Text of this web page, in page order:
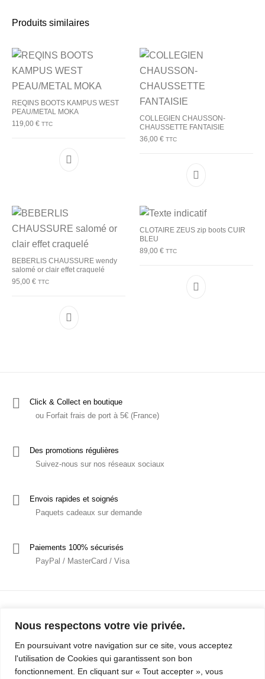
Nous respectons votre vie privée.
En poursuivant votre navigation sur ce site, vous acceptez
l'utilisation de Cookies qui garantissent son bon
fonctionnement. En cliquant sur « Tout accepter », vous
Produits similaires
REQINS BOOTS KAMPUS WEST
PEAU/METAL MOKA
119,00€ TTC
Ce produit a plusieurs variations. Les options
COLLEGIEN CHAUSSON-
CHAUSSETTE FANTAISIE
36,00 € TTC
Ce produit a
BEBERLIS CHAUSSURE wendy
salomé or clair effet craquelé
95,00€ TTC
Ce produit a plusieurs variations. Les options
CLOTAIRE ZEUS zip boots CUIR
BLEU
89,00 € TTC
Ce produit a
Click & Collect en boutique
ou Forfait frais de port à 5€ (France)
Des promotions régulières
Suivez-nous sur nos réseaux sociaux
Envois rapides et soignés
Paquets cadeaux sur demande
Paiements 100% sécurisés
PayPal / MasterCard / Visa
Mentions Légales Politique de confidentialité / RGPD